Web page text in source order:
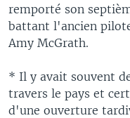
remporté son
battant l'ancien
Amy McGrath.
* Il y avait souvent
travers le pays et
d'une ouverture